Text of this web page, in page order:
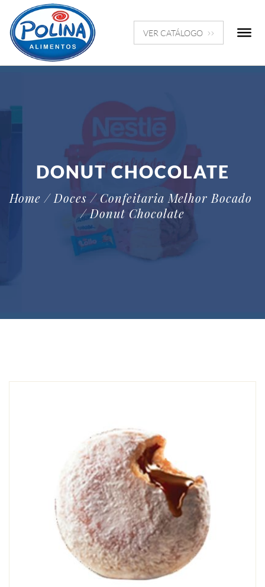
VER CATÁLOGO
DONUT CHOCOLATE
Home / Doces / Confeitaria Melhor Bocado
/ Donut Chocolate